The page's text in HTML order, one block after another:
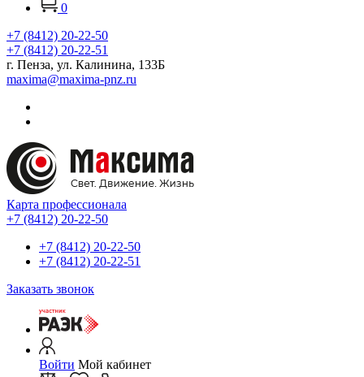
0
+7 (8412) 20-22-50
+7 (8412) 20-22-51
г. Пенза, ул. Калинина, 133Б
maxima@maxima-pnz.ru
Карта профессионала
+7 (8412) 20-22-50
+7 (8412) 20-22-50
+7 (8412) 20-22-51
Заказать звонок
Войти Мой кабинет